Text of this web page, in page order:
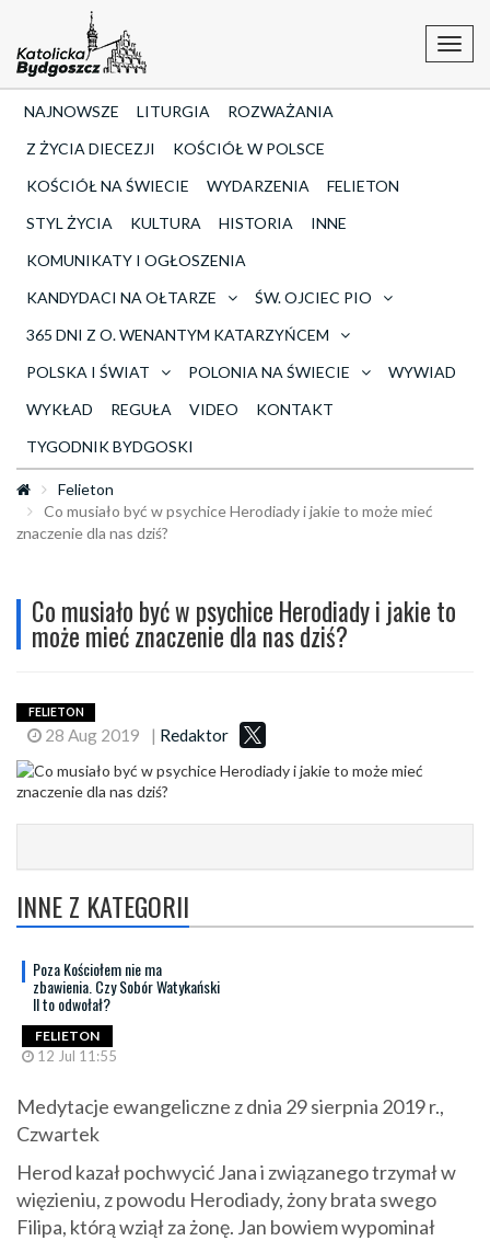
NAJNOWSZE LITURGIA
ROZWAŻANIA
Z ŻYCIA DIECEZJI
KOŚCIÓŁ W POLSCE
KOŚCIÓŁ NA ŚWIECIE
WYDARZENIA
FELIETON
STYL ŻYCIA
KULTURA HISTORIA
INNE
KOMUNIKATY I OGŁOSZENIA
KANDYDACI NA OŁTARZE
ŚW. OJCIEC PIO
365 DNI Z O. WENANTYM KATARZYŃCEM
POLSKA I ŚWIAT
POLONIA NA ŚWIECIE
WYWIAD
WYKŁAD
REGUŁA VIDEO
KONTAKT
TYGODNIK BYDGOSKI
Felieton
Co musiało być w psychice Herodiady i jakie to może mieć
znaczenie dla nas dziś?
Co musiało być w psychice Herodiady i jakie to
może mieć znaczenie dla nas dziś?
FELIETON
28 Aug 2019 | Redaktor
INNE Z KATEGORII
Poza Kościołem nie ma
zbawienia. Czy Sobór Watykański
II to odwołał?
FELIETON
12 Jul 11:55
Medytacje ewangeliczne z dnia 29 sierpnia 2019 r.,
Czwartek
Herod kazał pochwycić Jana i związanego trzymał w
więzieniu, z powodu Herodiady, żony brata swego
Filipa, którą wziął za żonę. Jan bowiem wypominał